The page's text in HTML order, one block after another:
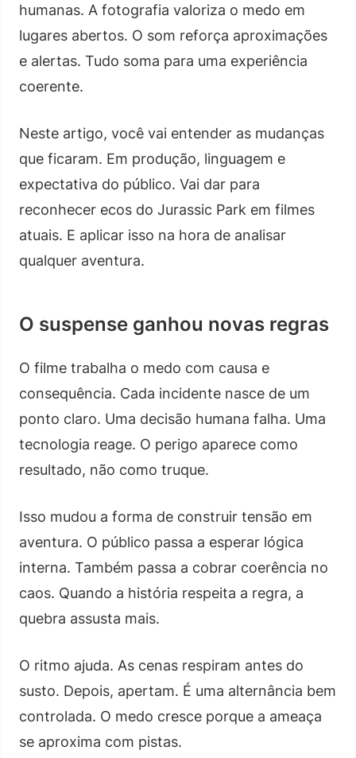
humanas. A fotografia valoriza o medo em
lugares abertos. O som reforça aproximações
e alertas. Tudo soma para uma experiência
coerente.
Neste artigo, você vai entender as mudanças
que ficaram. Em produção, linguagem e
expectativa do público. Vai dar para
reconhecer ecos do Jurassic Park em filmes
atuais. E aplicar isso na hora de analisar
qualquer aventura.
O suspense ganhou novas regras
O filme trabalha o medo com causa e
consequência. Cada incidente nasce de um
ponto claro. Uma decisão humana falha. Uma
tecnologia reage. O perigo aparece como
resultado, não como truque.
Isso mudou a forma de construir tensão em
aventura. O público passa a esperar lógica
interna. Também passa a cobrar coerência no
caos. Quando a história respeita a regra, a
quebra assusta mais.
O ritmo ajuda. As cenas respiram antes do
susto. Depois, apertam. É uma alternância bem
controlada. O medo cresce porque a ameaça
se aproxima com pistas.